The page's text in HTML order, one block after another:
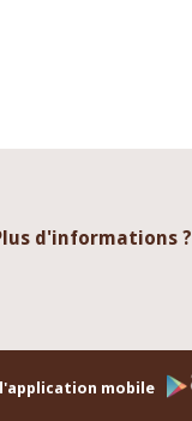
d'informations ?
mobile